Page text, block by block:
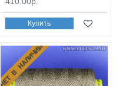
Купить
НЕТ В НАЛИЧИИ